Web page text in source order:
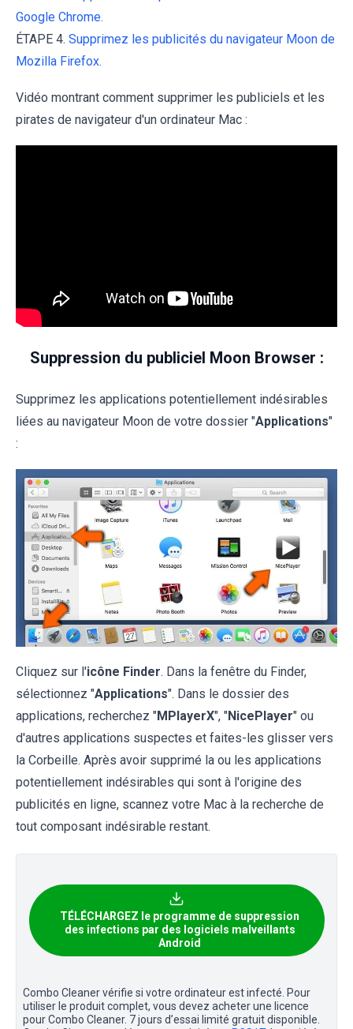
Google Chrome.
ÉTAPE 4. Supprimez les publicités du navigateur Moon de
Mozilla Firefox.
Vidéo montrant comment supprimer les publiciels et les
pirates de navigateur d'un ordinateur Mac :
Suppression du publiciel Moon Browser :
Supprimez les applications potentiellement indésirables
liées au navigateur Moon de votre dossier "Applications"
:
Cliquez sur l'icône Finder. Dans la fenêtre du Finder,
sélectionnez "Applications". Dans le dossier des
applications, recherchez "MPlayerX", "NicePlayer" ou
d'autres applications suspectes et faites-les glisser vers
la Corbeille. Après avoir supprimé la ou les applications
potentiellement indésirables qui sont à l'origine des
publicités en ligne, scannez votre Mac à la recherche de
tout composant indésirable restant.
TÉLÉCHARGEZ le programme de suppression
des infections par des logiciels malveillants
Android
Combo Cleaner vérifie si votre ordinateur est infecté. Pour
utiliser le produit complet, vous devez acheter une licence
pour Combo Cleaner. 7 jours d’essai limité gratuit disponible.